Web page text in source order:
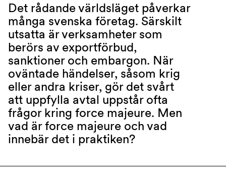
Det rådande världsläget påverkar
många svenska företag. Särskilt
utsatta är verksamheter som
berörs av exportförbud,
sanktioner och embargon. När
oväntade händelser, såsom krig
eller andra kriser, gör det svårt
att uppfylla avtal uppstår ofta
frågor kring force majeure. Men
vad är force majeure och vad
innebär det i praktiken?